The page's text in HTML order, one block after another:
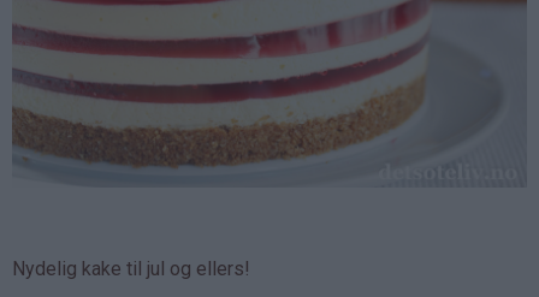
Nydelig kake til jul og ellers!